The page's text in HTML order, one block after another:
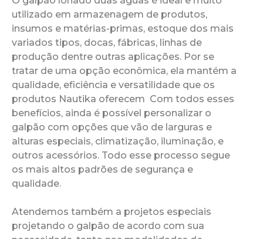
utilizado em armazenagem de produtos,
insumos e matérias-primas, estoque dos mais
variados tipos, docas, fábricas, linhas de
produção dentre outras aplicações. Por se
tratar de uma opção econômica, ela mantém a
qualidade, eficiência e versatilidade que os
produtos Nautika oferecem Com todos esses
benefícios, ainda é possível personalizar o
galpão com opções que vão de larguras e
alturas especiais, climatização, iluminação, e
outros acessórios. Todo esse processo segue
os mais altos padrões de segurança e
qualidade.
Atendemos também a projetos especiais
projetando o galpão de acordo com sua